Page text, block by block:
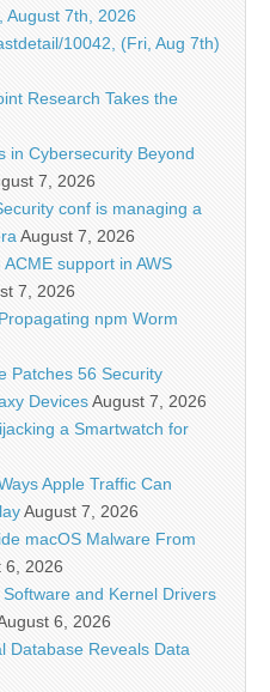
August 7th, 2026
10042, (Fri, Aug 7th)
Research Takes the
in Cybersecurity Beyond
7, 2026
conf is managing a
August 7, 2026
support in AWS
7, 2026
npm Worm
Patches 56 Security
DevicesAugust 7, 2026
a Smartwatch for
Apple Traffic Can
August 7, 2026
macOS Malware From
6, 2026
and Kernel Drivers
6, 2026
Database Reveals Data